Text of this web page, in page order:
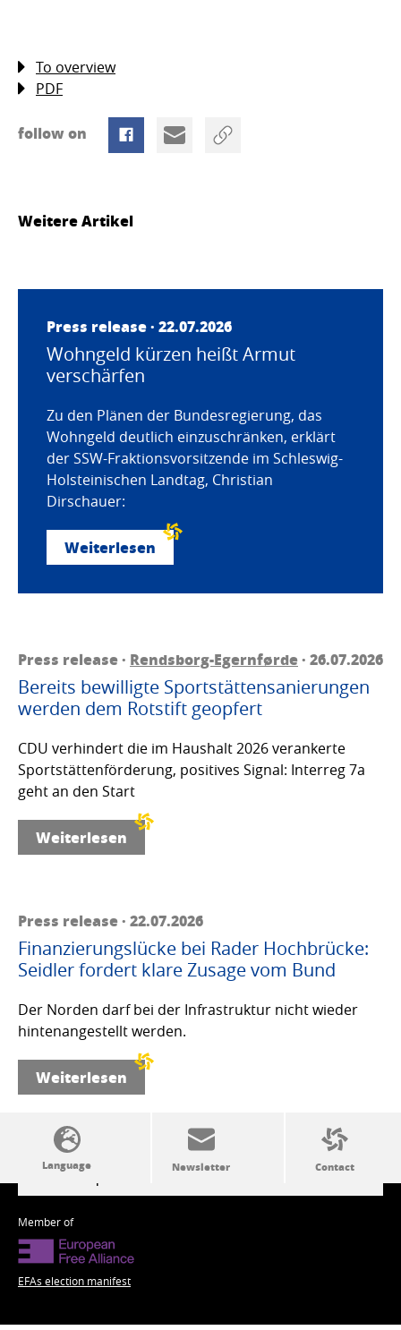
To overview
PDF
follow on
Weitere Artikel
Press release · 22.07.2026
Wohngeld kürzen heißt Armut
verschärfen
Zu den Plänen der Bundesregierung, das
Wohngeld deutlich einzuschränken, erklärt
der SSW-Fraktionsvorsitzende im Schleswig-
Holsteinischen Landtag, Christian
Dirschauer:
Weiterlesen
Press release · Rendsborg-Egernførde· 26.07.2026
Bereits bewilligte Sportstättensanierungen
werden dem Rotstift geopfert
CDU verhindert die im Haushalt 2026 verankerte
Sportstättenförderung, positives Signal: Interreg 7a
geht an den Start
Weiterlesen
Press release · 22.07.2026
Finanzierungslücke bei Rader Hochbrücke:
Seidler fordert klare Zusage vom Bund
Der Norden darf bei der Infrastruktur nicht wieder
hintenangestellt werden.
Weiterlesen
SSW politics from A to Z
Member of
EFAs election manifest